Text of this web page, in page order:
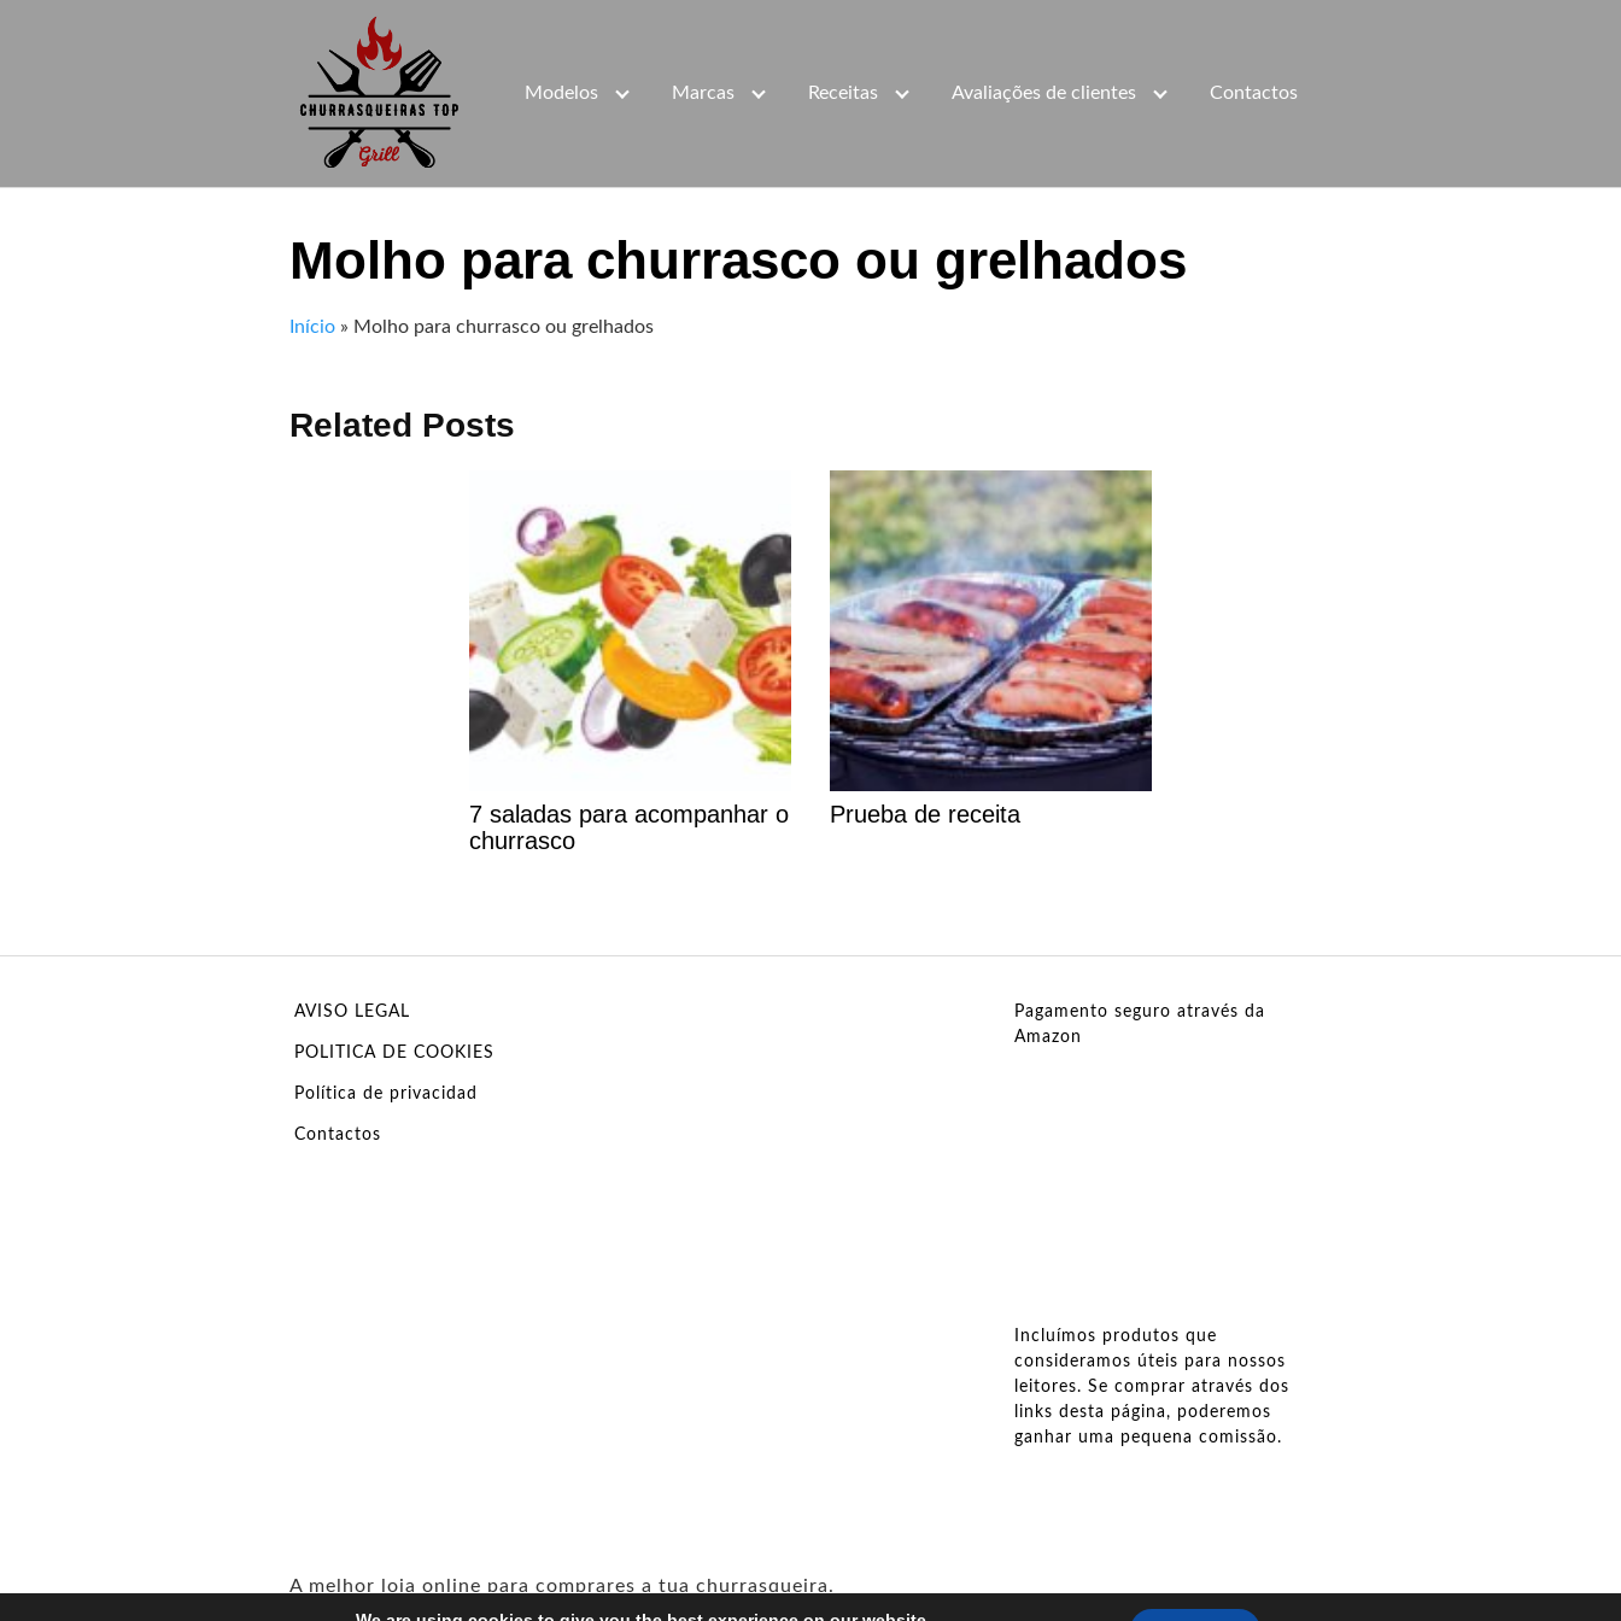
Modelos
Marcas Receitas Avaliações de clientes Contactos
Molho para churrasco ou grelhados
Início » Molho para churrasco ou grelhados
Related Posts
7 saladas para acompanhar o
churrasco
Prueba de receita
AVISO LEGAL
POLITICA DE COOKIES
Política de privacidad
Contactos
Pagamento seguro através da
Amazon
Incluímos produtos que
consideramos úteis para nossos
leitores. Se comprar através dos
links desta página, poderemos
ganhar uma pequena comissão.
A melhor loja online para comprares a tua churrasqueira.